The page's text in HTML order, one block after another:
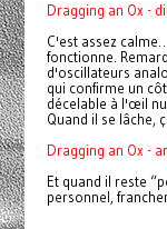
Dragging an Ox -
C'est assez
fonctionne.
d'oscillateurs
qui confirme un
décelable à l'œil nu.
Quand il se lâche,
Dragging an Ox -
Et quand il reste
personnel,